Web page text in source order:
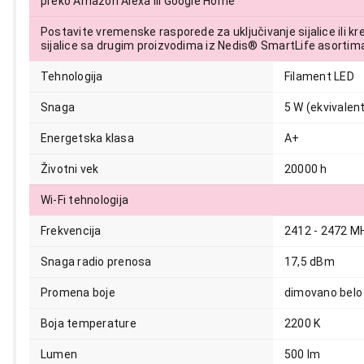
Postavite vremenske rasporede za uključivanje sijalice ili
sijalice sa drugim proizvodima iz Nedis® SmartLife
Tehnologija Filament LED
Snaga 5 W
Energetska klasa A+
Životni vek 20000 h
Wi-Fi tehnologija
Frekvencija 2412 - 2472
Snaga radio prenosa 17,5 dBm
Promena boje dimovano
Boja temperature 2200 K
Lumen 500 lm
999,00